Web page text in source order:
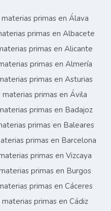
primas en Álava
primas en Albacete
primas en Alicante
primas en Almería
primas en Asturias
primas en Ávila
primas en Badajoz
primas en Baleares
primas en Barcelona
primas en Vizcaya
primas en Burgos
primas en Cáceres
primas en Cádiz